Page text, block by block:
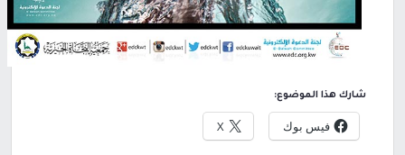
شارك هذا الموضوع:
فيس بوك X